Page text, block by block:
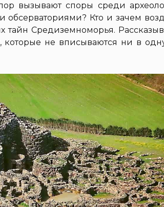
вызывают споры среди
Кто и зачем
тайн Средиземноморья.
которые не вписываются ни в